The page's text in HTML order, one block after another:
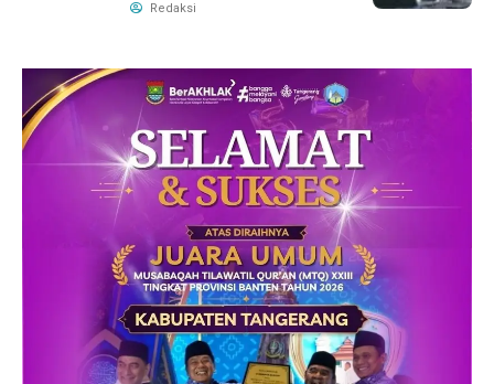
Redaksi